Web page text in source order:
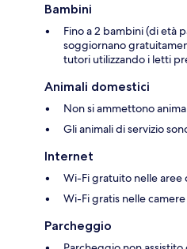
Bambini
Fino a 2 bambini (di età
soggiornano
tutori utilizzando i letti
Animali domestici
Non si ammettono
Gli animali di servizio
Internet
Wi-Fi gratuito nelle aree
Wi-Fi gratis nelle
Parcheggio